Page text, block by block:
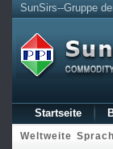
SunSirs--Gruppe
Startseite
Weltweite